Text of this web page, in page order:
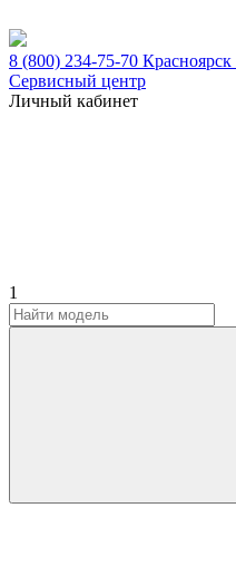
8 (800) 234-75-70 Красноярск
Сервисный центр
Личный кабинет
1